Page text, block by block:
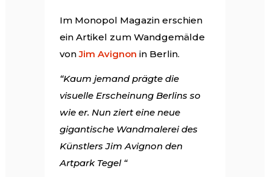
Im Monopol Magazin erschien
ein Artikel zum Wandgemälde
vonJim Avignon in Berlin.
“Kaum jemand prägte die
visuelle Erscheinung Berlins so
wie er. Nun ziert eine neue
gigantische Wandmalerei des
Künstlers Jim Avignon den
Artpark Tegel “